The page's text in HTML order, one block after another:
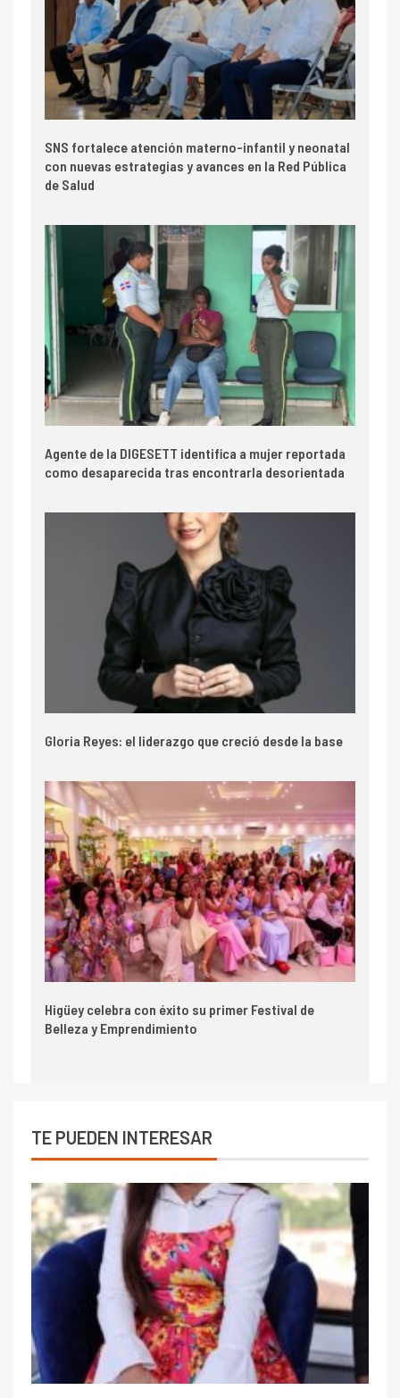
SNS fortalece atención materno-infantil y neonatal
con nuevas estrategias y avances en la Red Pública
de Salud
Agente de la DIGESETT identifica a mujer reportada
como desaparecida tras encontrarla desorientada
Gloria Reyes: el liderazgo que creció desde la base
Higüey celebra con éxito su primer Festival de
Belleza y Emprendimiento
TE PUEDEN INTERESAR